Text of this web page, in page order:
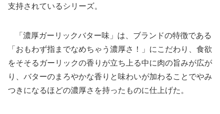
支持されているシリーズ。
「濃厚ガーリックバター味」は、ブランドの特徴である
「おもわず指までなめちゃう濃厚さ！」にこだわり、食欲
をそそるガーリックの香りが立ち上る中に肉の旨みが広が
り、バターのまろやかな香りと味わいが加わることでやみ
つきになるほどの濃厚さを持ったものに仕上げた。